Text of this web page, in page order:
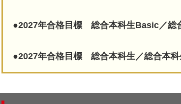
●2027年合格目標 総合本科生Basic／総
●2027年合格目標 総合本科生／総合本科